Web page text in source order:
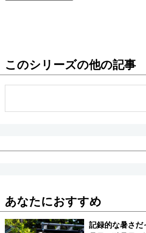
公式SNS
このシリーズの他の記事
あなたにおすすめ
記録的な暑さ